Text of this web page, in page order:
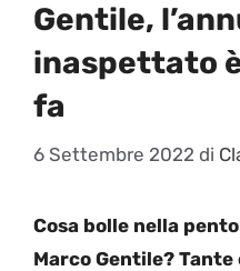
Gentile,
inaspettato
fa
6 Settembre 2022 di
Cosa bolle nella
Marco Gentile?